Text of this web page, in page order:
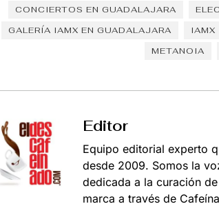
CONCIERTOS EN GUADALAJARA
GALERÍA IAMX EN GUADALAJARA
IAMX
METANOIA
Editor
Equipo editorial experto
desde 2009. Somos la
dedicada a la curación
marca a través de